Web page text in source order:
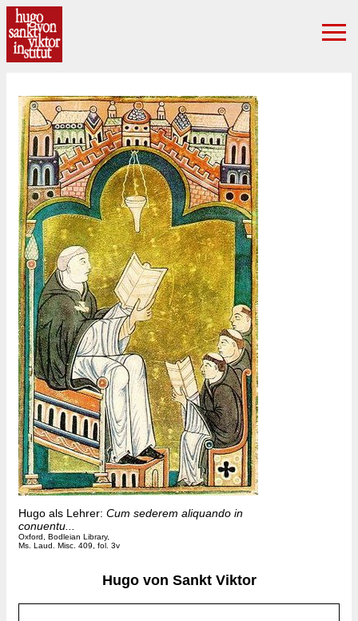
Hugo als Lehrer: Cum sederem aliquando in
conuentu...
Oxford, Bodleian Library,
Ms. Laud. Misc. 409, fol. 3v
Hugo von Sankt Viktor